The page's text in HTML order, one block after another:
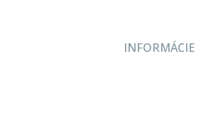
INFORMÁCIE